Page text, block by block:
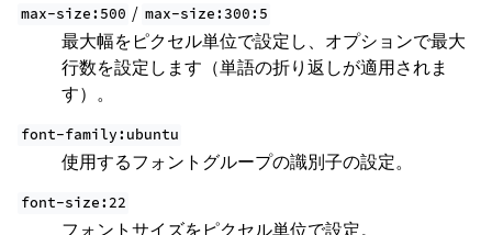
max-size:500 / max-size:300:5
最大幅をピクセル単位で設定し、オプションで最大
行数を設定します（単語の折り返しが適用されま
す）。
font-family:ubuntu
使用するフォントグループの識別子の設定。
font-size:22